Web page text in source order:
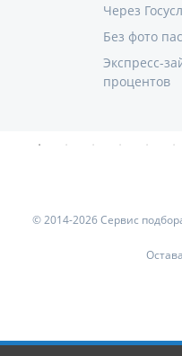
Через
Без фото
Экспресс-
процентов
© 2014-2026 Сервис